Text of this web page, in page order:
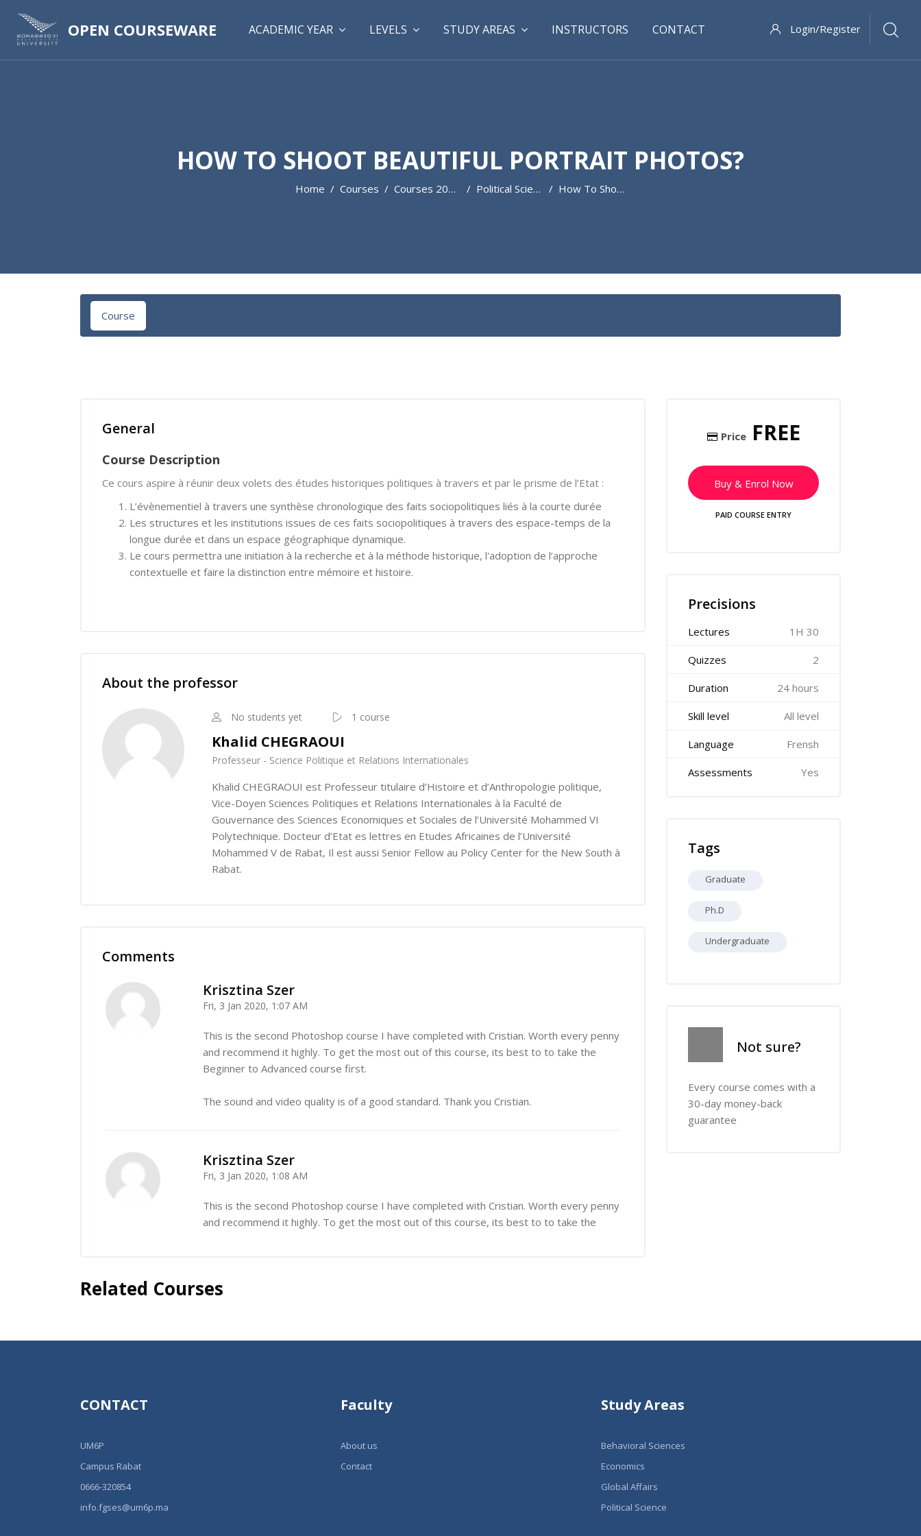
OPEN COURSEWARE ACADEMIC YEAR LEVELS STUDY AREAS INSTRUCTORS CONTACT Login/Register
HOW TO SHOOT BEAUTIFUL PORTRAIT PHOTOS?
Home Courses Courses 2022-2023 Political Science How To Shoot Beautiful Portrait Photos?
Course
General
Course Description
Ce cours aspire à réunir deux volets des études historiques politiques à travers et par le prisme de l’Etat :
L’évènementiel à travers une synthèse chronologique des faits sociopolitiques liés à la courte durée
Les structures et les institutions issues de ces faits sociopolitiques à travers des espace-temps de la
longue durée et dans un espace géographique dynamique.
Le cours permettra une initiation à la recherche et à la méthode historique, l'adoption de l’approche
contextuelle et faire la distinction entre mémoire et histoire.
About the professor
No students yet 1 course
Khalid CHEGRAOUI
Professeur - Science Politique et Relations Internationales
Khalid CHEGRAOUI est Professeur titulaire d’Histoire et d’Anthropologie politique,
Vice-Doyen Sciences Politiques et Relations Internationales à la Faculté de
Gouvernance des Sciences Economiques et Sociales de l’Université Mohammed VI
Polytechnique. Docteur d’Etat es lettres en Etudes Africaines de l’Université
Mohammed V de Rabat, Il est aussi Senior Fellow au Policy Center for the New South à
Rabat.
Skip Comments
Comments
Krisztina Szer
Fri, 3 Jan 2020, 1:07 AM
This is the second Photoshop course I have completed with Cristian. Worth every penny
and recommend it highly. To get the most out of this course, its best to to take the
Beginner to Advanced course first.
The sound and video quality is of a good standard. Thank you Cristian.
Krisztina Szer
Fri, 3 Jan 2020, 1:08 AM
This is the second Photoshop course I have completed with Cristian. Worth every penny
and recommend it highly. To get the most out of this course, its best to to take the
Skip [Cocoon] Related courses
Related Courses
PriceFREE
Buy & Enrol Now
PAID COURSE ENTRY
Precisions
Lectures 1H 30
Quizzes 2
Duration 24 hours
Skill level All level
Language Frensh
Assessments Yes
Tags
Graduate
Ph.D
Undergraduate
Not sure?
Every course comes with a
30-day money-back
guarantee
CONTACT
UM6P
Campus Rabat
0666-320854
info.fgses@um6p.ma
Faculty
About us
Contact
Study Areas
Behavioral Sciences
Economics
Global Affairs
Political Science